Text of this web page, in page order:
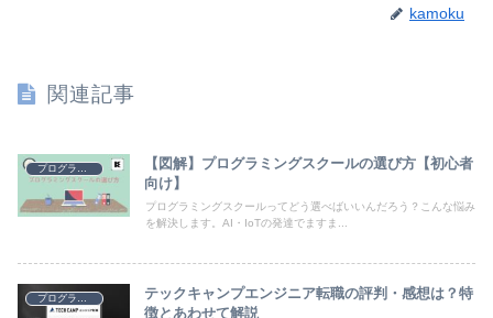
kamoku
関連記事
【図解】プログラミングスクールの選び方【初心者
向け】
プログラミングスクールってどう選べばいいんだろう？こんな悩み
を解決します。AI・IoTの発達でますま...
テックキャンプエンジニア転職の評判・感想は？特
徴とあわせて解説